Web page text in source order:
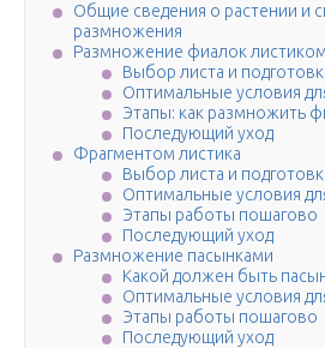
Общие сведения о растении и
размножения
Размножение фиалок листиком
Выбор листа и
Оптимальные условия
Этапы: как размножить
Последующий уход
Фрагментом листика
Выбор листа и
Оптимальные условия
Этапы работы пошагово
Последующий уход
Размножение пасынками
Какой должен быть
Оптимальные условия
Этапы работы пошагово
Последующий уход